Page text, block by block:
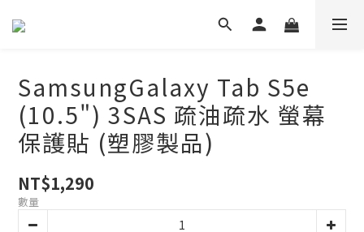
SamsungGalaxy Tab S5e
(10.5") 3SAS 疏油疏水 螢幕
保護貼 (塑膠製品)
NT$1,290
數量